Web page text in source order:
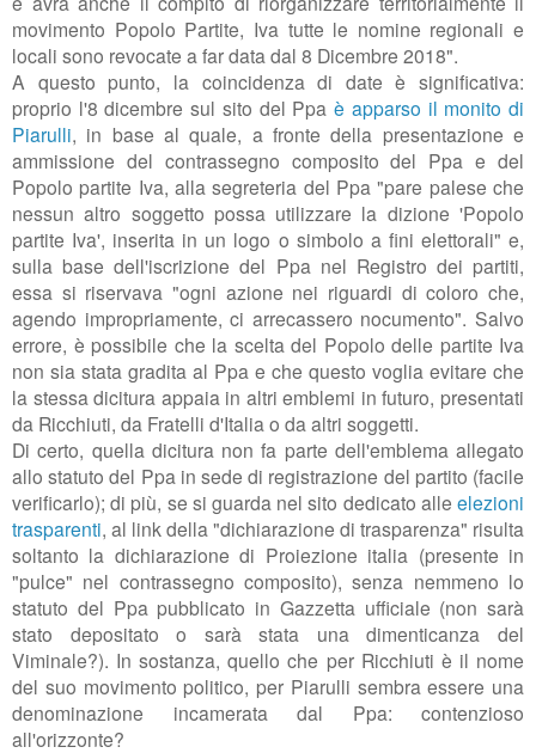
movimento Popolo Partite, Iva tutte le nomine regionali e
locali sono revocate a far data dal 8 Dicembre 2018".
A questo punto, la coincidenza di date è significativa:
proprio l'8 dicembre sul sito del Ppaè apparso il monito di
Piarulli, in base al quale, a fronte della presentazione e
ammissione del contrassegno composito del Ppa e del
Popolo partite Iva, alla segreteria del Ppa "pare palese che
nessun altro soggetto possa utilizzare la dizione 'Popolo
partite Iva', inserita in un logo o simbolo a fini elettorali" e,
sulla base dell'iscrizione del Ppa nel Registro dei partiti,
essa si riservava "ogni azione nei riguardi di coloro che,
agendo impropriamente, ci arrecassero nocumento". Salvo
errore, è possibile che la scelta del Popolo delle partite Iva
non sia stata gradita al Ppa e che questo voglia evitare che
la stessa dicitura appaia in altri emblemi in futuro, presentati
da Ricchiuti, da Fratelli d'Italia o da altri soggetti.
Di certo, quella dicitura non fa parte dell'emblema allegato
allo statuto del Ppa in sede di registrazione del partito (facile
verificarlo); di più, se si guarda nel sito dedicato alle elezioni
trasparenti, al link della "dichiarazione di trasparenza" risulta
soltanto la dichiarazione di Proiezione italia (presente in
"pulce" nel contrassegno composito), senza nemmeno lo
statuto del Ppa pubblicato in Gazzetta ufficiale (non sarà
stato depositato o sarà stata una dimenticanza del
Viminale?). In sostanza, quello che per Ricchiuti è il nome
del suo movimento politico, per Piarulli sembra essere una
denominazione incamerata dal Ppa: contenzioso
all'orizzonte?